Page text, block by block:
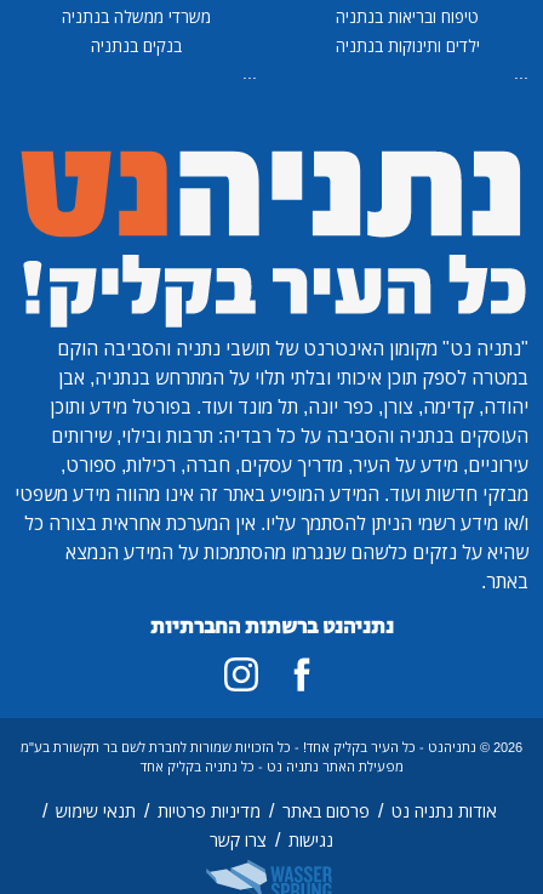
טיפוח ובריאות בנתניה
ילדים ותינוקות בנתניה
משרדי ממשלה בנתניה
בנקים בנתניה
"נתניה נט" מקומון האינטרנט של תושבי נתניה והסביבה הוקם
במטרה לספק תוכן איכותי ובלתי תלוי על המתרחש בנתניה, אבן
יהודה, קדימה, צורן, כפר יונה, תל מונד ועוד. בפורטל מידע ותוכן
העוסקים בנתניה והסביבה על כל רבדיה: תרבות ובילוי, שירותים
עירוניים, מידע על העיר, מדריך עסקים, חברה, רכילות, ספורט,
מבזקי חדשות ועוד. המידע המופיע באתר זה אינו מהווה מידע משפטי
ו/או מידע רשמי הניתן להסתמך עליו. אין המערכת אחראית בצורה כל
שהיא על נזקים כלשהם שנגרמו מהסתמכות על המידע הנמצא
באתר.
נתניהנט ברשתות החברתיות
2026 © נתניהנט - כל העיר בקליק אחד! - כל הזכויות שמורות לחברת לשם בר תקשורת בע"מ
מפעילת האתר נתניה נט - כל נתניה בקליק אחד
אודות נתניה נט / פרסום באתר / מדיניות פרטיות / תנאי שימוש /
נגישות / צרו קשר